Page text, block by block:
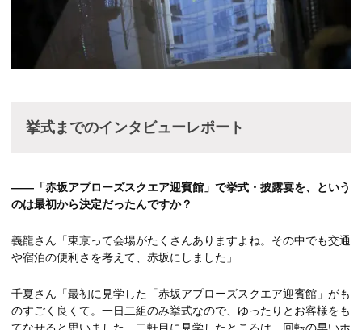
挙式までのインタビューレポート
――「赤坂アプローズスクエア迎賓館」で挙式・披露宴を、という
のは最初から決定だったんですか？
義龍さん「東京って会場がたくさんありますよね。その中でも交通
や宿泊の便利さを考えて、赤坂にしました」
千夏さん「最初に見学した「赤坂アプローズスクエア迎賓館」がも
のすごく良くて。一日二組のみ挙式なので、ゆったりとお客様をも